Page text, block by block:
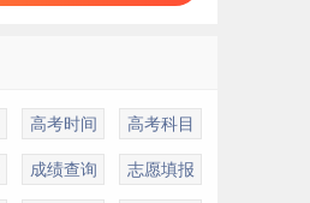
高考时间 高考科目
成绩查询 志愿填报